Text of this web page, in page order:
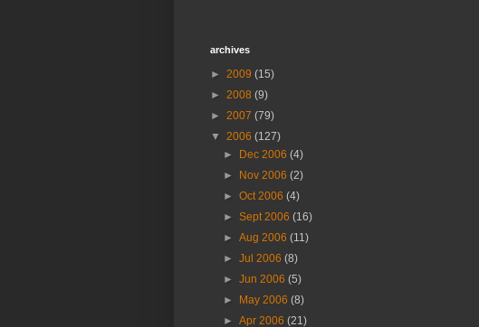
archives
► 2009 (15)
► 2008 (9)
► 2007 (79)
▼ 2006 (127)
► Dec 2006(4)
► Nov 2006(2)
►Oct 2006(4)
►Sept 2006(16)
►Aug 2006(11)
►Jul 2006(8)
►Jun 2006(5)
► May 2006(8)
►Apr 2006(21)